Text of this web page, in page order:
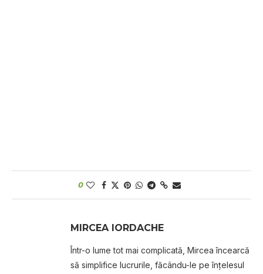
0
MIRCEA IORDACHE
Într-o lume tot mai complicată, Mircea încearcă
să simplifice lucrurile, făcându-le pe înțelesul